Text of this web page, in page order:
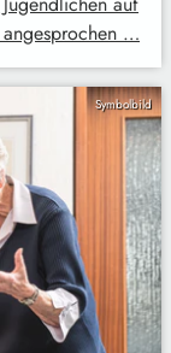
…
Symbolbild